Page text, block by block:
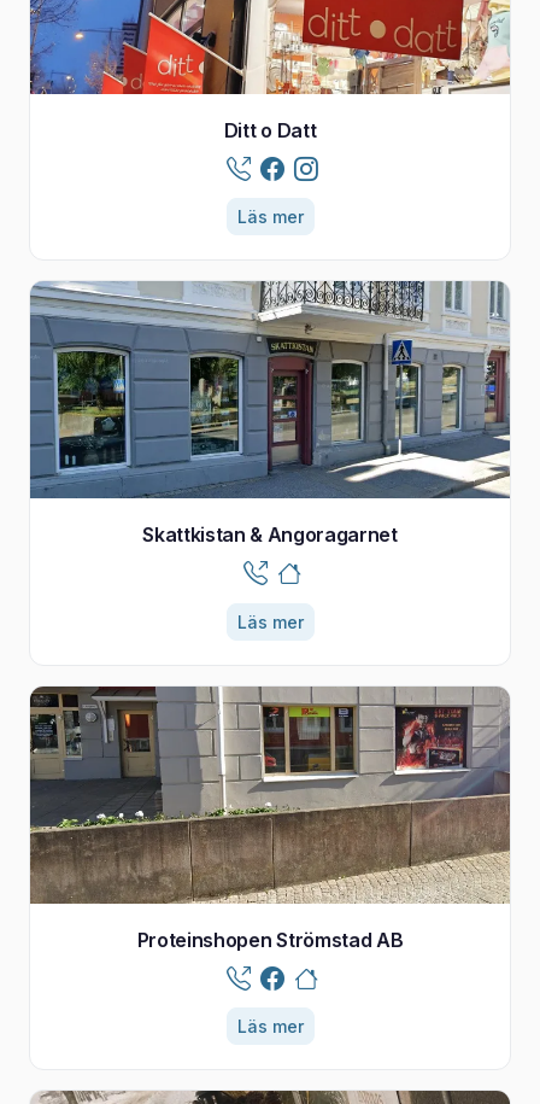
Ditt o Datt
Läs mer
Skattkistan & Angoragarnet
Läs mer
Proteinshopen Strömstad AB
Läs mer